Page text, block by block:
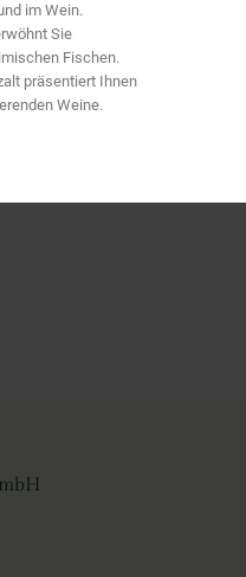
im Wein.
Sie
Fischen.
präsentiert Ihnen
Weine.